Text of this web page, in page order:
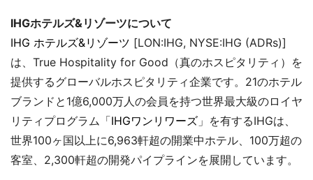
IHGホテルズ&リゾーツについて
IHG ホテルズ&リゾーツ [LON:IHG, NYSE:IHG (ADRs)]
は、True Hospitality for Good（真のホスピタリティ）を
提供するグローバルホスピタリティ企業です。21のホテル
ブランドと1億6,000万人の会員を持つ世界最大級のロイヤ
リティプログラム「IHGワンリワーズ 」を有するIHGは、
世界100ヶ国以上に6,963軒超の開業中ホテル、100万超の
客室、2,300軒超の開発パイプラインを展開しています。